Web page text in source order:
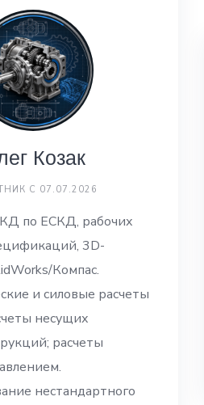
Козак
С 07.07.2026
КД по ЕСКД, рабочих
3D-
Компас.
и силовые расчеты
несущих
расчеты
нестандартного